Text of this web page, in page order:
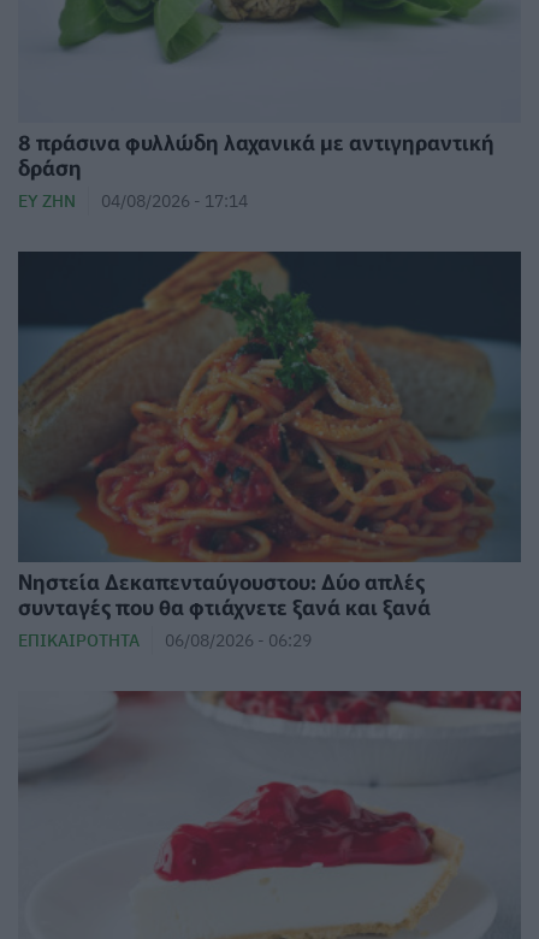
8 πράσινα φυλλώδη λαχανικά με αντιγηραντική
δράση
ΕΥ ΖΗΝ 04/08/2026 - 17:14
Νηστεία Δεκαπενταύγουστου: Δύο απλές
συνταγές που θα φτιάχνετε ξανά και ξανά
ΕΠΙΚΑΙΡΌΤΗΤΑ 06/08/2026 - 06:29